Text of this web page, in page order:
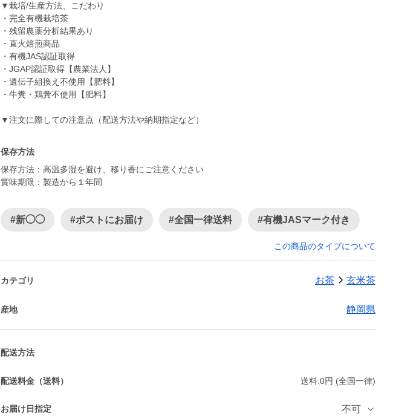
▼栽培/生産方法、こだわり
・完全有機栽培茶
・残留農薬分析結果あり
・直火焙煎商品
・有機JAS認証取得
・JGAP認証取得【農業法人】
・遺伝子組換え不使用【肥料】
・牛糞・鶏糞不使用【肥料】
保存方法
保存方法：高温多湿を避け、移り香にご注意ください
賞味期限：製造から１年間
#新◯◯ #ポストにお届け #全国一律送料 #有機JASマーク付き
この商品のタイプについて
カテゴリ お茶 玄米茶
産地 静岡県
配送方法
配送料金（送料） 送料:0円 (全国一律)
お届け日指定 不可